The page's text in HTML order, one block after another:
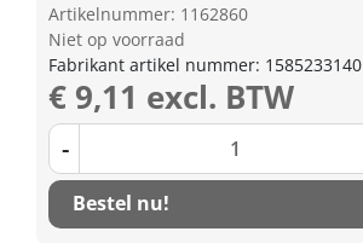
Artikelnummer: 1162860
Niet op voorraad
Fabrikant artikel nummer: 1585233140
€ 9,11 excl. BTW
-
Bestel nu!